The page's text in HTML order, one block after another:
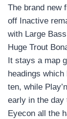
The brand new
off Inactive
with Large
Huge Trout
It stays a map
headings
ten, while
early in the day
Eyecon all the